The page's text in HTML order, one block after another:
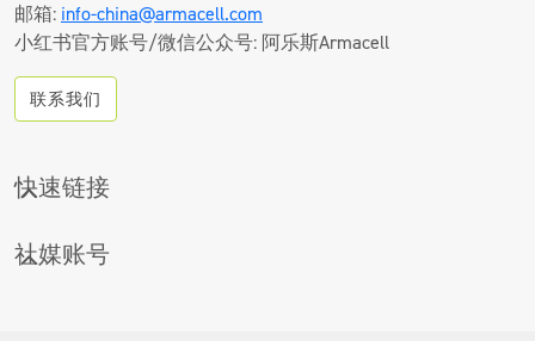
邮箱: info-china@armacell.com
小红书官方账号/微信公众号: 阿乐斯Armacell
联系我们
快速链接
CONTACT
社媒账号